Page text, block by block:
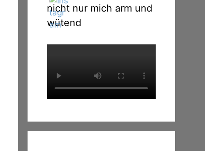
nicht nur mich arm und
wütend